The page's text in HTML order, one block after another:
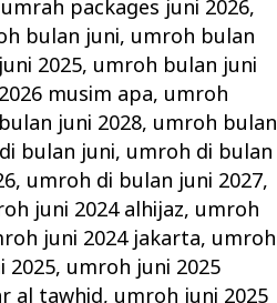
umrah packages juni 2026,
bulan juni, umroh bulan
2025, umroh bulan juni
musim apa, umroh
juni 2028, umroh bulan
bulan juni, umroh di bulan
, umroh di bulan juni 2027,
juni 2024 alhijaz, umroh
juni 2024 jakarta, umroh
2025, umroh juni 2025